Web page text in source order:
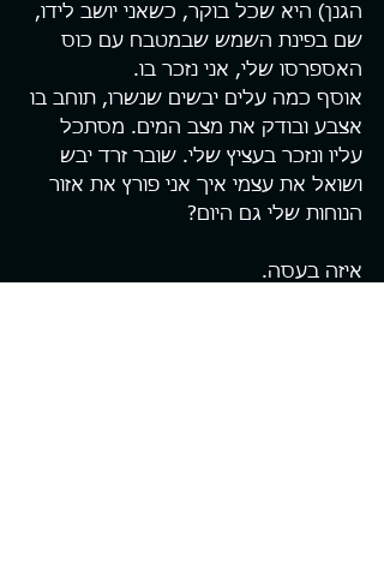
הגנן) היא שכל בוקר, כשאני יושב לידו,
שם בפינת השמש שבמטבח עם כוס
האספרסו שלי, אני נזכר בו.
אוסף כמה עלים יבשים שנשרו, תוחב בו
אצבע ובודק את מצב המים. מסתכל
עליו ונזכר בעציץ שלי. שובר זרד יבש
ושואל את עצמי איך אני פורץ את אזור
הנוחות שלי גם היום?
איזה בעסה.